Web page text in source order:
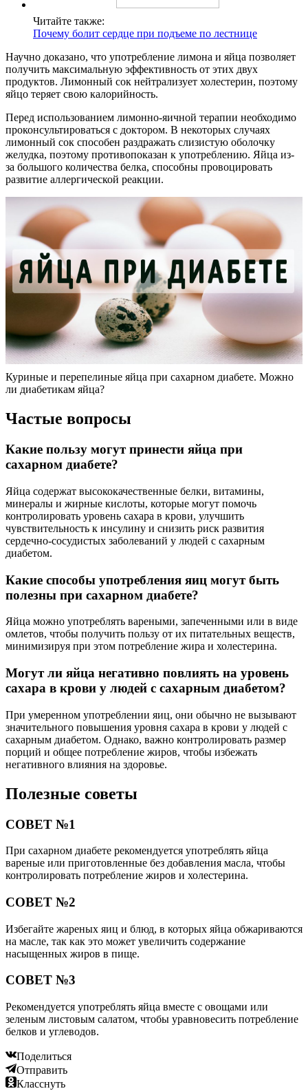
Читайте также:
Почему болит сердце при подъеме по лестнице
Научно доказано, что употребление лимона и яйца позволяет
получить максимальную эффективность от этих двух
продуктов. Лимонный сок нейтрализует холестерин, поэтому
яйцо теряет свою калорийность.
Перед использованием лимонно-яичной терапии необходимо
проконсультироваться с доктором. В некоторых случаях
лимонный сок способен раздражать слизистую оболочку
желудка, поэтому противопоказан к употреблению. Яйца из-
за большого количества белка, способны провоцировать
развитие аллергической реакции.
Куриные и перепелиные яйца при сахарном диабете. Можно
ли диабетикам яйца?
Частые вопросы
Какие пользу могут принести яйца при
сахарном диабете?
Яйца содержат высококачественные белки, витамины,
минералы и жирные кислоты, которые могут помочь
контролировать уровень сахара в крови, улучшить
чувствительность к инсулину и снизить риск развития
сердечно-сосудистых заболеваний у людей с сахарным
диабетом.
Какие способы употребления яиц могут быть
полезны при сахарном диабете?
Яйца можно употреблять вареными, запеченными или в виде
омлетов, чтобы получить пользу от их питательных веществ,
минимизируя при этом потребление жира и холестерина.
Могут ли яйца негативно повлиять на уровень
сахара в крови у людей с сахарным диабетом?
При умеренном употреблении яиц, они обычно не вызывают
значительного повышения уровня сахара в крови у людей с
сахарным диабетом. Однако, важно контролировать размер
порций и общее потребление жиров, чтобы избежать
негативного влияния на здоровье.
Полезные советы
СОВЕТ №1
При сахарном диабете рекомендуется употреблять яйца
вареные или приготовленные без добавления масла, чтобы
контролировать потребление жиров и холестерина.
СОВЕТ №2
Избегайте жареных яиц и блюд, в которых яйца обжариваются
на масле, так как это может увеличить содержание
насыщенных жиров в пище.
СОВЕТ №3
Рекомендуется употреблять яйца вместе с овощами или
зеленым листовым салатом, чтобы уравновесить потребление
белков и углеводов.
Поделиться
Отправить
Класснуть